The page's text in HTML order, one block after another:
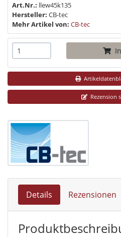
Art.Nr.: llew45k135
Hersteller: CB-tec
Mehr Artikel von: CB-tec
Rezension
Details Rezensionen